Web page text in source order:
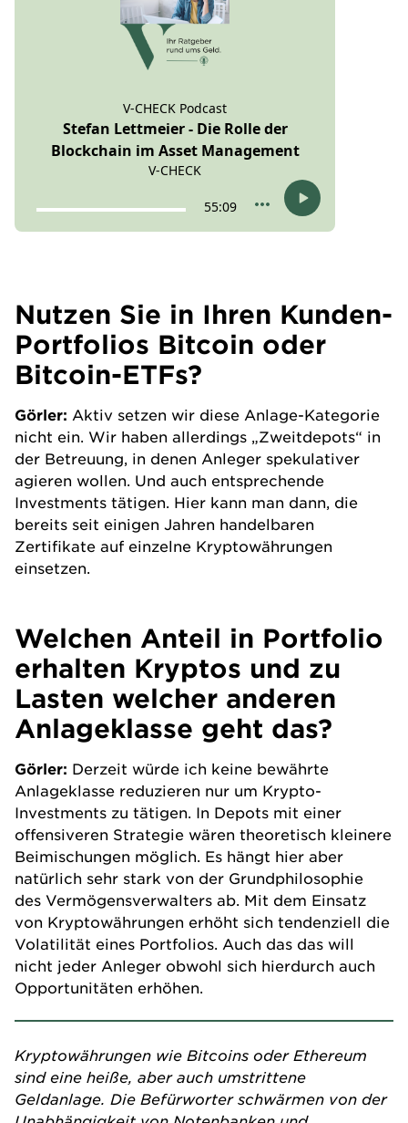
Nutzen Sie in Ihren Kunden-
Portfolios Bitcoin oder
Bitcoin-ETFs?
Görler: Aktiv setzen wir diese Anlage-Kategorie
nicht ein. Wir haben allerdings „Zweitdepots“ in
der Betreuung, in denen Anleger spekulativer
agieren wollen. Und auch entsprechende
Investments tätigen. Hier kann man dann, die
bereits seit einigen Jahren handelbaren
Zertifikate auf einzelne Kryptowährungen
einsetzen.
Welchen Anteil in Portfolio
erhalten Kryptos und zu
Lasten welcher anderen
Anlageklasse geht das?
Görler: Derzeit würde ich keine bewährte
Anlageklasse reduzieren nur um Krypto-
Investments zu tätigen. In Depots mit einer
offensiveren Strategie wären theoretisch kleinere
Beimischungen möglich. Es hängt hier aber
natürlich sehr stark von der Grundphilosophie
des Vermögensverwalters ab. Mit dem Einsatz
von Kryptowährungen erhöht sich tendenziell die
Volatilität eines Portfolios. Auch das das will
nicht jeder Anleger obwohl sich hierdurch auch
Opportunitäten erhöhen.
Kryptowährungen wie Bitcoins oder Ethereum
sind eine heiße, aber auch umstrittene
Geldanlage. Die Befürworter schwärmen von der